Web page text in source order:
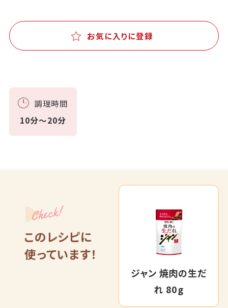
お気に入りに登録
調理時間
10分～20分
Check!
このレシピに
使っています！
ジャン 焼肉の生だ
れ 80g